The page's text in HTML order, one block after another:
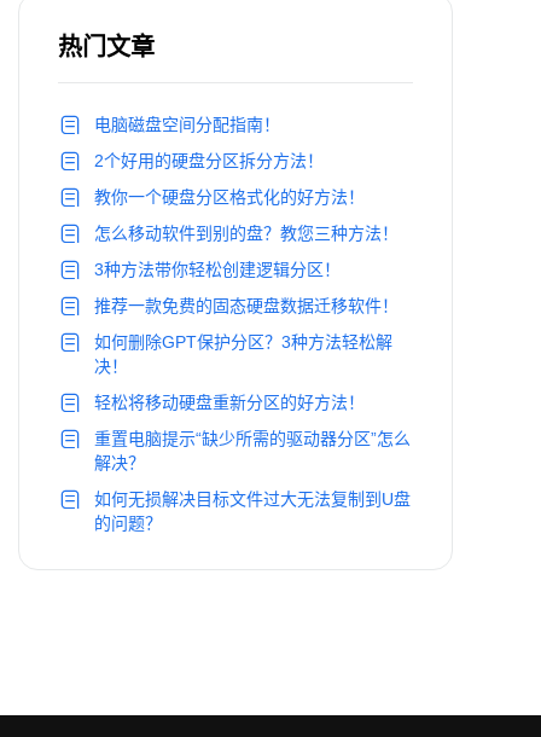
热门文章
电脑磁盘空间分配指南！
2个好用的硬盘分区拆分方法！
教你一个硬盘分区格式化的好方法！
怎么移动软件到别的盘？教您三种方法！
3种方法带你轻松创建逻辑分区！
推荐一款免费的固态硬盘数据迁移软件！
如何删除GPT保护分区？3种方法轻松解
决！
轻松将移动硬盘重新分区的好方法！
重置电脑提示“缺少所需的驱动器分区”怎么
解决？
如何无损解决目标文件过大无法复制到U盘
的问题？